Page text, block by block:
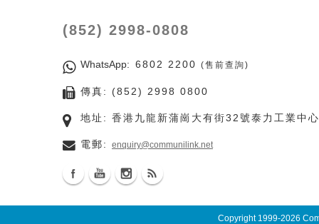
(852) 2998-0808
WhatsApp: 6802 2200 (售前查詢)
傳真: (852) 2998 0800
地址: 香港九龍新蒲崗大有街32號泰力工業中
電郵: enquiry@communilink.net
Copyright 1999-2026